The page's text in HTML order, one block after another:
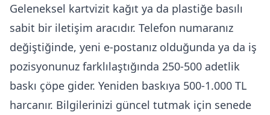
Geleneksel kartvizit kağıt ya da plastiğe basılı
sabit bir iletişim aracıdır. Telefon numaranız
değiştiğinde, yeni e-postanız olduğunda ya da iş
pozisyonunuz farklılaştığında 250-500 adetlik
baskı çöpe gider. Yeniden baskıya 500-1.000 TL
harcanır. Bilgilerinizi güncel tutmak için senede